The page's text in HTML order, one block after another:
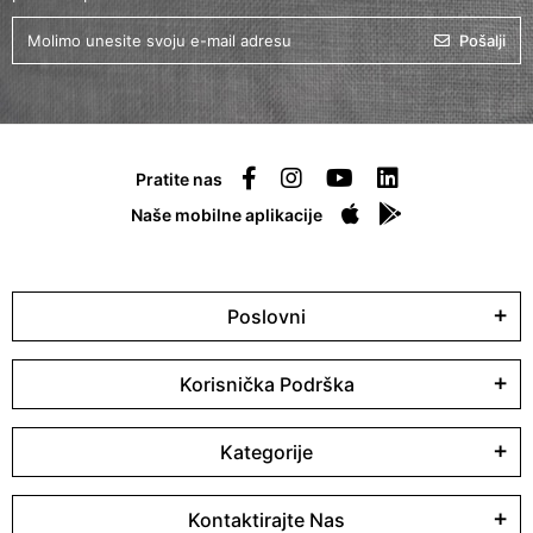
Pošalji
Pratite nas
Naše mobilne aplikacije
Poslovni
Korisnička Podrška
Kategorije
Kontaktirajte Nas